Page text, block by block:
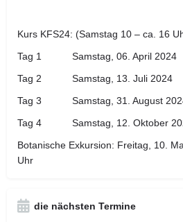
Kurs KFS24: (Samstag 10 – ca. 16
Tag 1 Samstag, 06. April 2024
Tag 2 Samstag, 13. Juli 2024
Tag 3 Samstag, 31. August
Tag 4 Samstag, 12. Oktober
Botanische Exkursion: Freitag, 10.
Uhr
die nächsten Termine